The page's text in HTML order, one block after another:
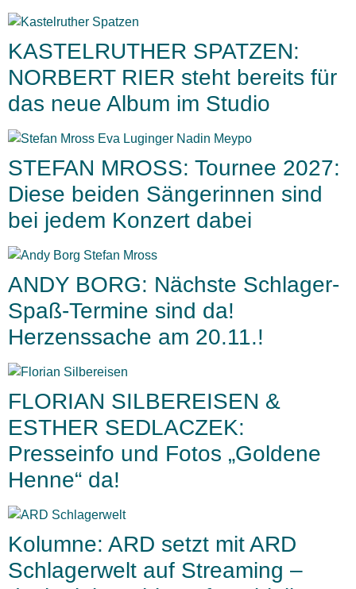
KASTELRUTHER SPATZEN:
NORBERT RIER steht bereits für
das neue Album im Studio
STEFAN MROSS: Tournee 2027:
Diese beiden Sängerinnen sind
bei jedem Konzert dabei
ANDY BORG: Nächste Schlager-
Spaß-Termine sind da!
Herzenssache am 20.11.!
FLORIAN SILBEREISEN &
ESTHER SEDLACZEK:
Presseinfo und Fotos „Goldene
Henne“ da!
Kolumne: ARD setzt mit ARD
Schlagerwelt auf Streaming –